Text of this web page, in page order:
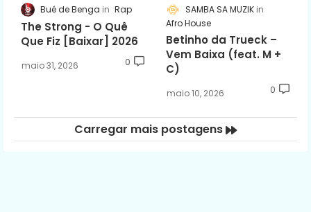
Bué de Benga Rap
The Strong - O Quê
Que Fiz [Baixar] 2026
maio 31, 2026 0
SAMBA SA MUZIK
Afro House
Betinho da Trueck –
Vem Baixa (feat. M +
C)
maio 10, 2026 0
Carregar mais postagens